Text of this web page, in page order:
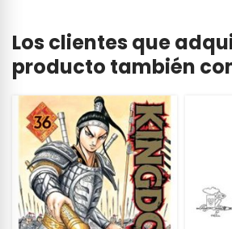
Los clientes que
producto también